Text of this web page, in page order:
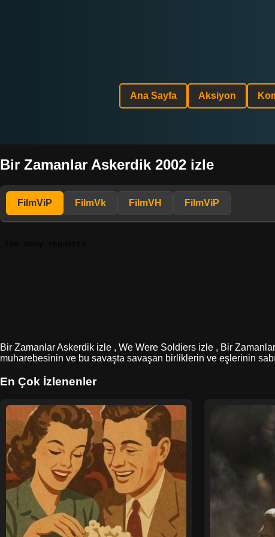
Ana Sayfa Aksiyon
Bir Zamanlar Askerdik 2002 izle
FilmViP FilmVk FilmVH FilmViP
Bir Zamanlar Askerdik izle , We Were Soldiers izle , Bir
muharebesinin ve bu savaşta savaşan birliklerin ve eşlerinin
En Çok İzlenenler